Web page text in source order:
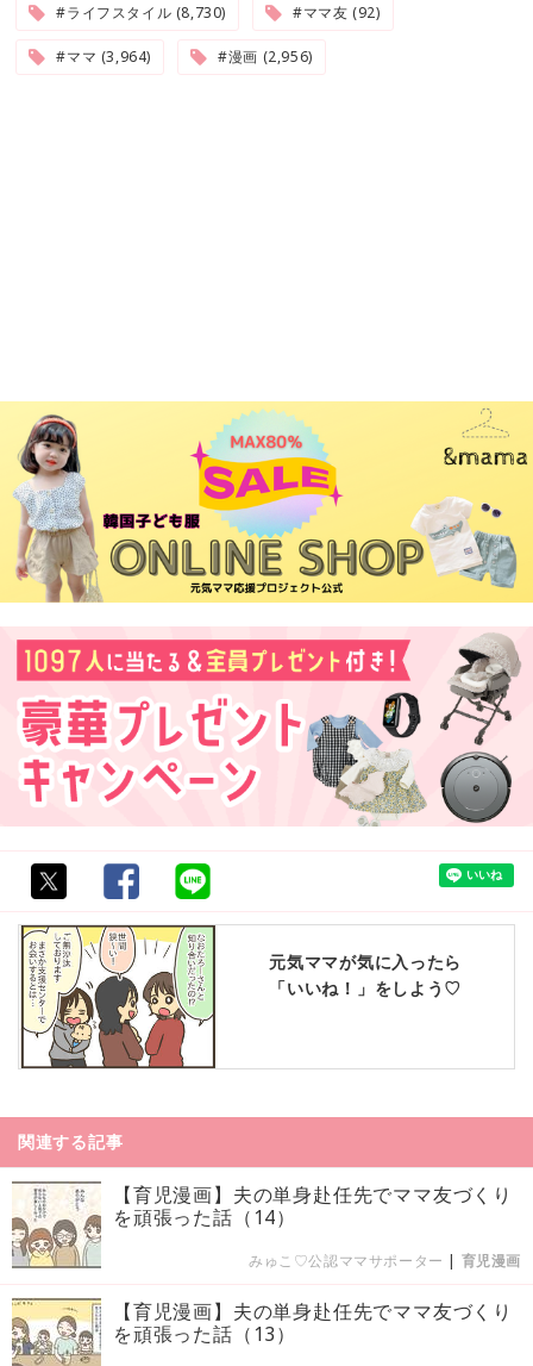
#ライフスタイル (8,730) #ママ友 (92)
#ママ (3,964) #漫画 (2,956)
元気ママが気に入ったら
「いいね！」をしよう♡
関連する記事
【育児漫画】夫の単身赴任先でママ友づくり
を頑張った話（14）
みゅこ♡公認ママサポーター | 育児漫画
【育児漫画】夫の単身赴任先でママ友づくり
を頑張った話（13）